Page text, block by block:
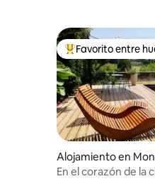
Favorito entre
Favorito entre
Alojamiento en
En el corazón de la